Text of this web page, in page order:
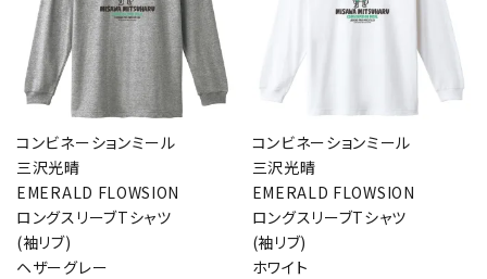
コンビネーションミール
三沢光晴
EMERALD FLOWSION
ロングスリーブTシャツ
(袖リブ)
ヘザーグレー
コンビネーションミール
三沢光晴
EMERALD FLOWSION
ロングスリーブTシャツ
(袖リブ)
ホワイト